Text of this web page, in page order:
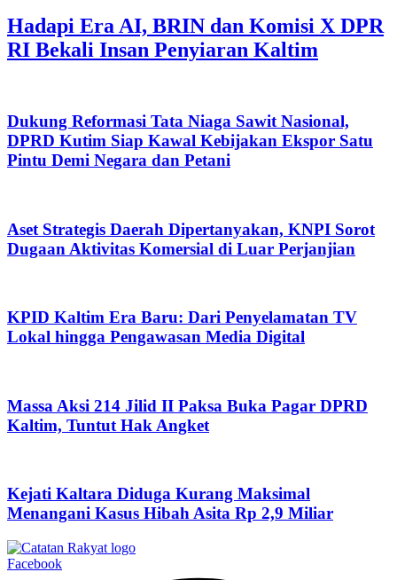
Hadapi Era AI, BRIN dan Komisi X DPR
RI Bekali Insan Penyiaran Kaltim
Dukung Reformasi Tata Niaga Sawit Nasional,
DPRD Kutim Siap Kawal Kebijakan Ekspor Satu
Pintu Demi Negara dan Petani
Aset Strategis Daerah Dipertanyakan, KNPI Sorot
Dugaan Aktivitas Komersial di Luar Perjanjian
KPID Kaltim Era Baru: Dari Penyelamatan TV
Lokal hingga Pengawasan Media Digital
Massa Aksi 214 Jilid II Paksa Buka Pagar DPRD
Kaltim, Tuntut Hak Angket
Kejati Kaltara Diduga Kurang Maksimal
Menangani Kasus Hibah Asita Rp 2,9 Miliar
Facebook